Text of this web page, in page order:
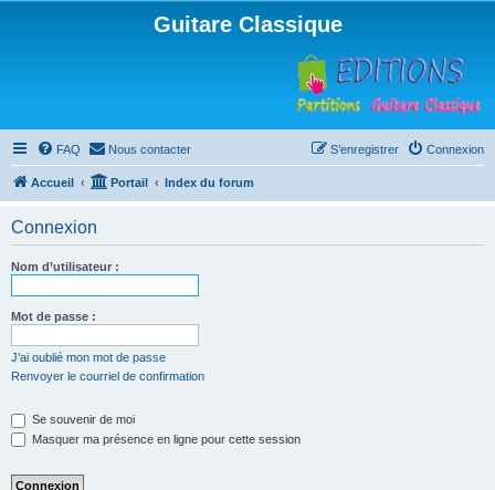
Guitare Classique
FAQ Nous contacter Connexion
S’enregistrer
Accueil Portail Index du forum
Connexion
Nom d’utilisateur :
Mot de passe :
J’ai oublié mon mot de passe
Renvoyer le courriel de confirmation
Se souvenir de moi
Masquer ma présence en ligne pour cette session